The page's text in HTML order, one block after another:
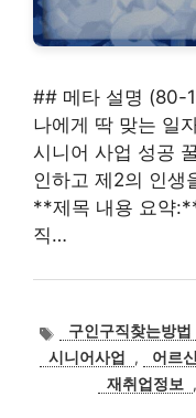
## 메타 설명 (80-
나에게 딱 맞는 일
시니어 사업 성공
인하고 제2의 인
**제목 내용 요약
직…
태
그
구인구직찾는방법
시니어사업
, 어르
재취업정보
,